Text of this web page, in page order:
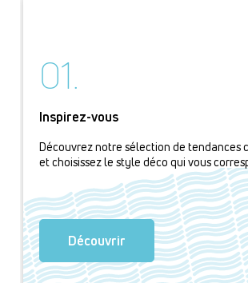
01.
Inspirez-vous
Découvrez notre sélection de tendances
et choisissez le style déco qui vous
Découvrir